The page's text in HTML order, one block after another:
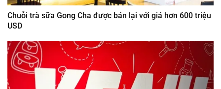
Chuỗi trà sữa Gong Cha được bán lại với giá hơn 600 triệu
USD